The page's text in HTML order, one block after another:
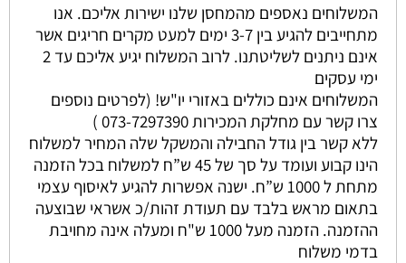
המשלוחים נאספים מהמחסן שלנו ישירות אליכם. אנו
מתחייבים להגיע בין 3-7 ימים למעט מקרים חריגים אשר
אינם ניתנים לשליטתנו. לרוב המשלוח יגיע אליכם עד 2
ימי עסקים
המשלוחים אינם כוללים באזורי יו"ש! (לפרטים נוספים
צרו קשר עם מחלקת המכירות 073-7297390 )
ללא קשר בין גודל החבילה והמשקל שלה המחיר למשלוח
הינו קבוע ועומד על סך של 45 ש”ח למשלוח בכל הזמנה
מתחת ל 1000 ש”ח. ישנה אפשרות להגיע לאיסוף עצמי
בתאום מראש בלבד עם תעודת זהות/כ אשראי שבוצעה
ההזמנה. הזמנה מעל 1000 ש"ח ומעלה אינה מחויבת
בדמי משלוח